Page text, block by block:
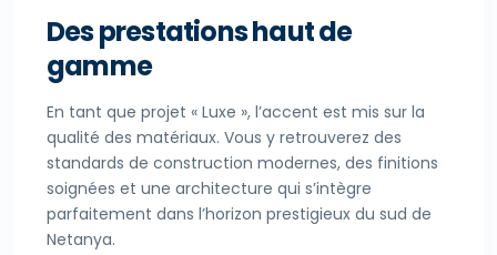
Des prestations haut de
gamme
En tant que projet « Luxe », l’accent est mis sur la
qualité des matériaux. Vous y retrouverez des
standards de construction modernes, des finitions
soignées et une architecture qui s’intègre
parfaitement dans l’horizon prestigieux du sud de
Netanya.